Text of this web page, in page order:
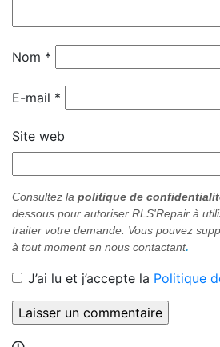
Nom *
E-mail *
Site web
Consultez la politique de
dessous pour autoriser RLS'Repair à
traiter votre demande. Vous pouvez
à tout moment en nous contactant.
J’ai lu et j’accepte la Politique